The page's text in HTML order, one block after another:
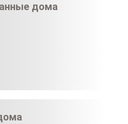
дома